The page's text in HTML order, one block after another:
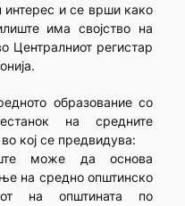
интерес и се врши како
има својство на
Централниот регистар
образование со
на средните
кој се предвидува:
може да основа
на средно општинско
на општината по